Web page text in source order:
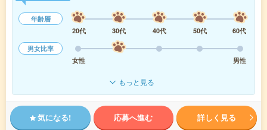
年齢層
20代
30代 40代 50代
60代
男女比率
女性
男性
もっと見る
気になる! 応募へ進む 詳しく見る